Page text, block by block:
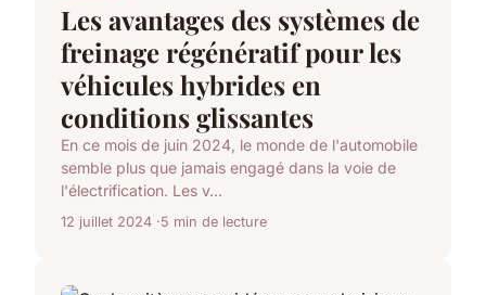
Les avantages des systèmes de
freinage régénératif pour les
véhicules hybrides en
conditions glissantes
En ce mois de juin 2024, le monde de l'automobile
semble plus que jamais engagé dans la voie de
l'électrification. Les v...
12 juillet 2024 5 min de lecture